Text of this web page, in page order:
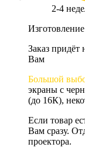
2-4
Заказ придёт
Вам
Большой
экраны с
(до 16К),
Если товар
Вам сразу.
проектора.